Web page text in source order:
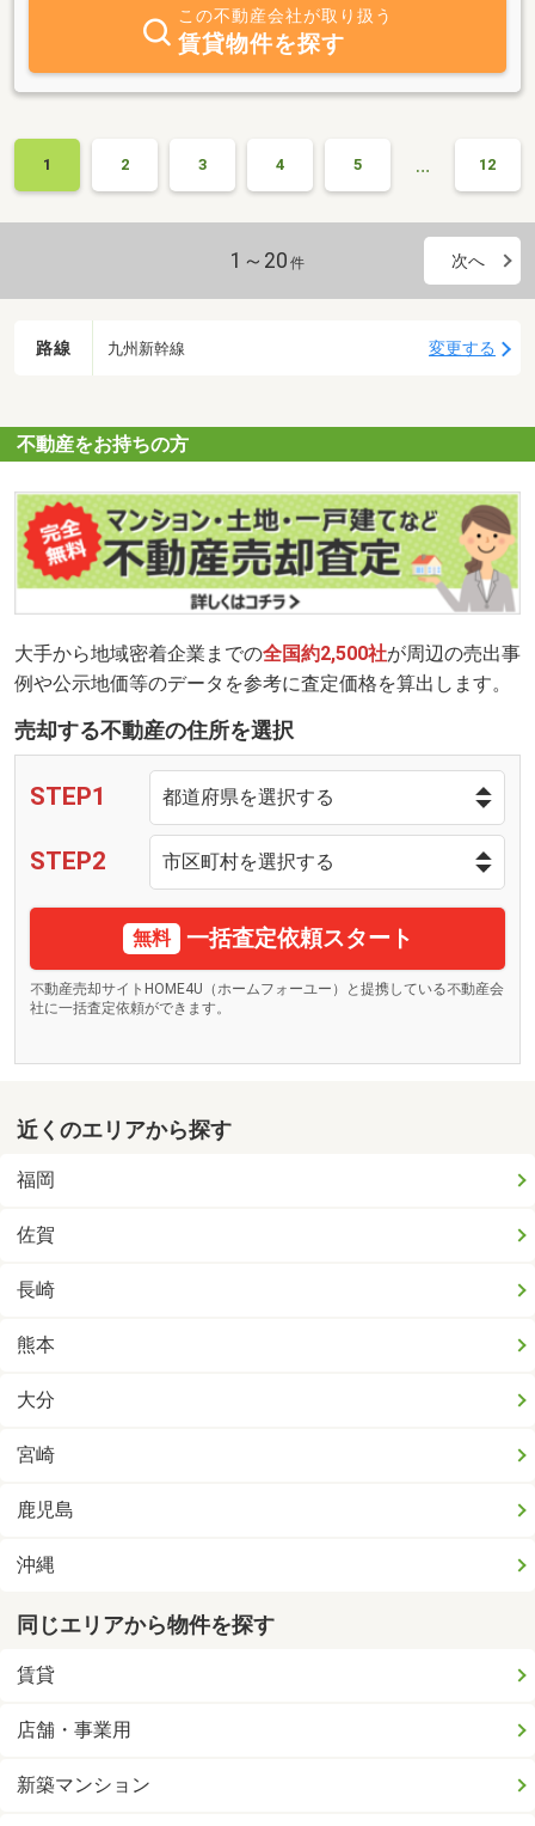
この不動産会社が取り扱う
賃貸物件を探す
1 2 3 4 5 … 12
1～20 件 次へ
路線 九州新幹線 変更する
不動産をお持ちの方
大手から地域密着企業までの全国約2,500社が周辺の売出事
例や公示地価等のデータを参考に査定価格を算出します。
売却する不動産の住所を選択
STEP1
STEP2
無料 一括査定依頼スタート
不動産売却サイトHOME4U（ホームフォーユー）と提携している不動産会
社に一括査定依頼ができます。
近くのエリアから探す
福岡
佐賀
長崎
熊本
大分
宮崎
鹿児島
沖縄
同じエリアから物件を探す
賃貸
店舗・事業用
新築マンション